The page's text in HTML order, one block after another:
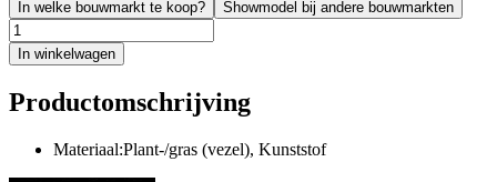
In welke bouwmarkt te koop? Showmodel bij andere bouwmarkten
In winkelwagen
Productomschrijving
Materiaal:Plant-/gras (vezel), Kunststof